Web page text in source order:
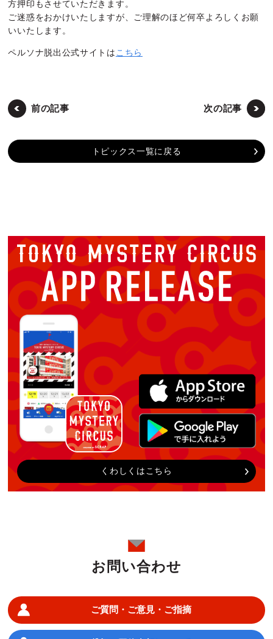
方押印もさせていただきます。
ご迷惑をおかけいたしますが、ご理解のほど何卒よろしくお願
いいたします。
ペルソナ脱出公式サイトは こちら
前の記事 次の記事
トピックス一覧に戻る
くわしくはこちら
お問い合わせ
ご質問・ご意見・ご指摘